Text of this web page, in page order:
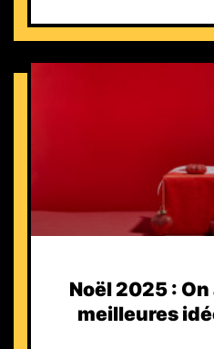
Noël 2025 :
meilleures